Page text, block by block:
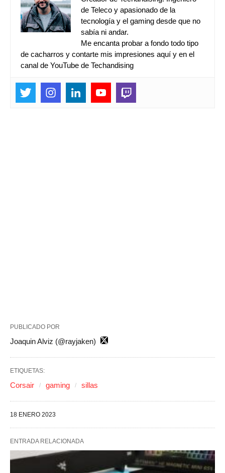
de Teleco y apasionado de la
tecnología y el gaming desde que no
sabía ni andar.
Me encanta probar a fondo todo tipo
de cacharros y contarte mis impresiones aquí y en el
canal de YouTube de Techandising
PUBLICADO POR
Joaquin Alviz (@rayjaken)
ETIQUETAS:
Corsair gaming sillas
18 ENERO 2023
ENTRADA RELACIONADA